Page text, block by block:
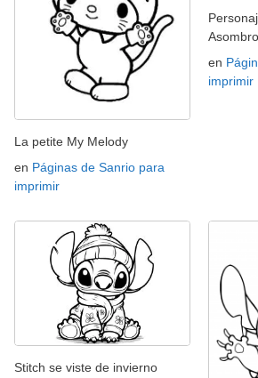
La petite My Melody
en Páginas de Sanrio para
imprimir
en
imprimir
Stitch se viste de invierno